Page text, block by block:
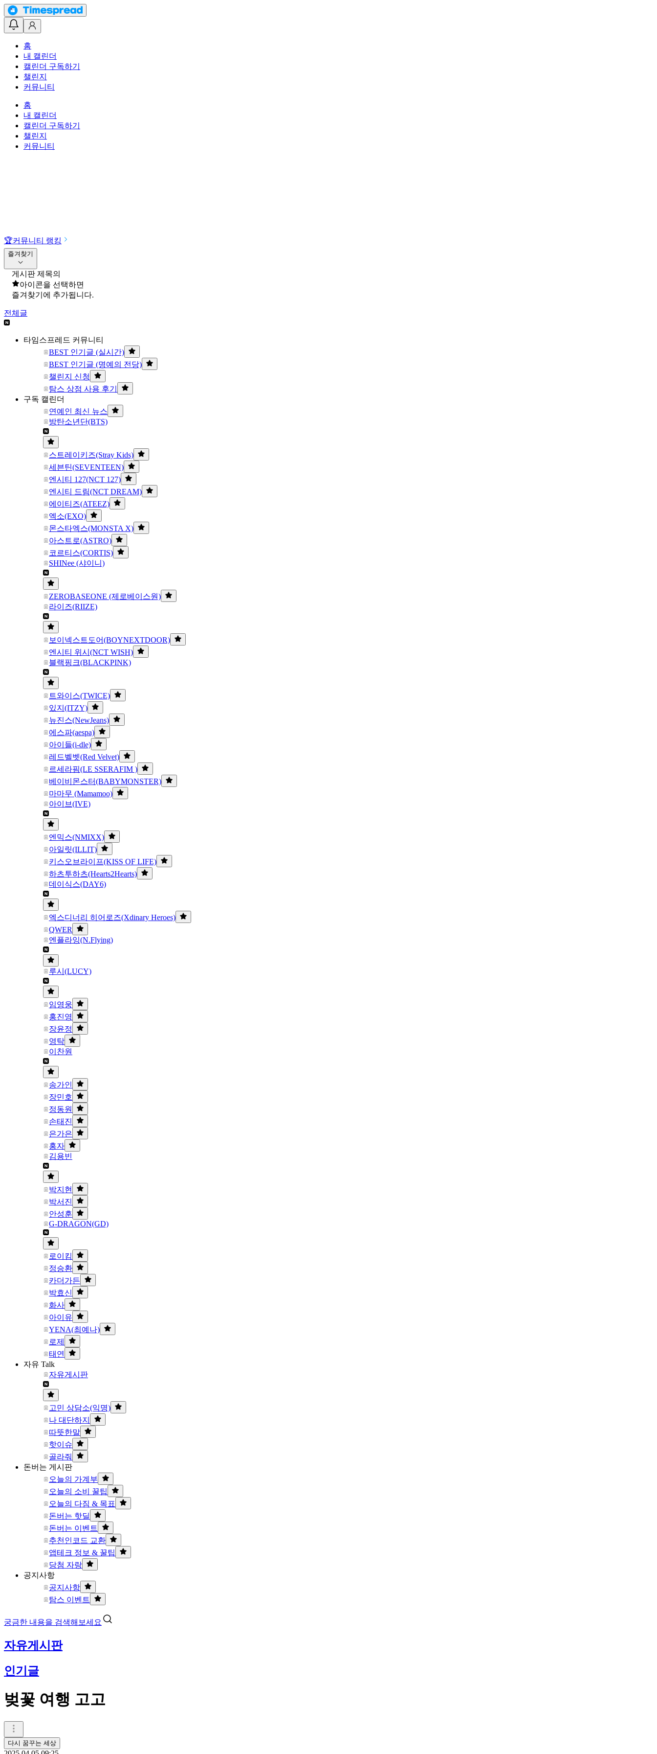
홈
내 캘린더
캘린더 구독하기
챌린지
커뮤니티
홈
내 캘린더
캘린더 구독하기
챌린지
커뮤니티
🏆커뮤니티 랭킹
즐겨찾기
게시판 제목의
아이콘을 선택하면
즐겨찾기에 추가됩니다.
전체글
타임스프레드 커뮤니티
BEST 인기글 (실시간)
BEST 인기글 (명예의 전당)
챌린지 신청
탐스 상점 사용 후기
구독 캘린더
연예인 최신 뉴스
방탄소년단(BTS)
스트레이키즈(Stray Kids)
세븐틴(SEVENTEEN)
엔시티 127(NCT 127)
엔시티 드림(NCT DREAM)
에이티즈(ATEEZ)
엑소(EXO)
몬스타엑스(MONSTA X)
아스트로(ASTRO)
코르티스(CORTIS)
SHINee (샤이니)
ZEROBASEONE (제로베이스원)
라이즈(RIIZE)
보이넥스트도어(BOYNEXTDOOR)
엔시티 위시(NCT WISH)
블랙핑크(BLACKPINK)
트와이스(TWICE)
있지(ITZY)
뉴진스(NewJeans)
에스파(aespa)
아이들(i-dle)
레드벨벳(Red Velvet)
르세라핌(LE SSERAFIM )
베이비몬스터(BABYMONSTER)
마마무 (Mamamoo)
아이브(IVE)
엔믹스(NMIXX)
아일릿(ILLIT)
키스오브라이프(KISS OF LIFE)
하츠투하츠(Hearts2Hearts)
데이식스(DAY6)
엑스디너리 히어로즈(Xdinary Heroes)
QWER
엔플라잉(N.Flying)
루시(LUCY)
임영웅
홍진영
장윤정
영탁
이찬원
송가인
장민호
정동원
손태진
은가은
홍자
김용빈
박지현
박서진
안성훈
G-DRAGON(GD)
로이킴
정승환
카더가든
박효신
화사
아이유
YENA(최예나)
로제
태연
자유 Talk
자유게시판
고민 상담소(익명)
나 대단하지
따뜻한말
핫이슈
골라줘
돈버는 게시판
오늘의 가계부
오늘의 소비 꿀팁
오늘의 다짐 & 목표
돈버는 핫딜
돈버는 이벤트
추천인코드 교환
앱테크 정보 & 꿀팁
당첨 자랑
공지사항
공지사항
탐스 이벤트
궁금한 내용을 검색해보세요
자유게시판
인기글
벚꽃 여행 고고
다시 꿈꾸는 세상